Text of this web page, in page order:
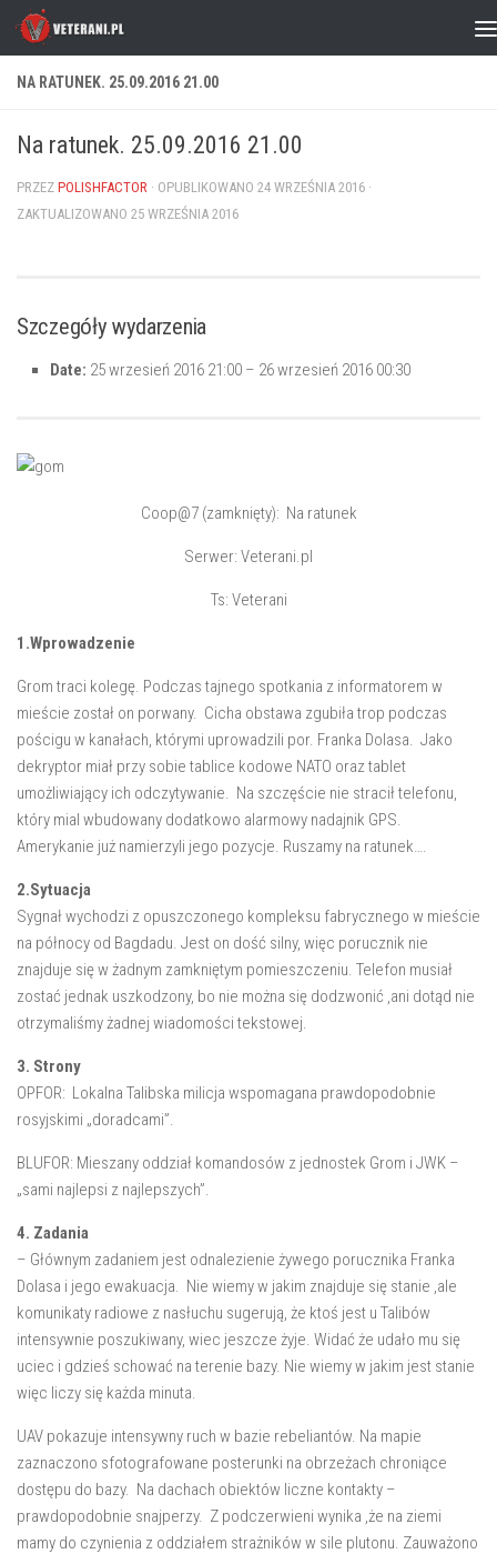
Skip to content
NA RATUNEK. 25.09.2016 21.00
Na ratunek. 25.09.2016 21.00
PRZEZ POLISHFACTOR · OPUBLIKOWANO 24 WRZEŚNIA 2016 ·
ZAKTUALIZOWANO 25 WRZEŚNIA 2016
Szczegóły wydarzenia
Date: 25 wrzesień 2016 21:00 – 26 wrzesień 2016 00:30
Coop@7 (zamknięty): Na ratunek
Serwer: Veterani.pl
Ts: Veterani
1.Wprowadzenie
Grom traci kolegę. Podczas tajnego spotkania z informatorem w
mieście został on porwany. Cicha obstawa zgubiła trop podczas
pościgu w kanałach, którymi uprowadzili por. Franka Dolasa. Jako
dekryptor miał przy sobie tablice kodowe NATO oraz tablet
umożliwiający ich odczytywanie. Na szczęście nie stracił telefonu,
który mial wbudowany dodatkowo alarmowy nadajnik GPS.
Amerykanie już namierzyli jego pozycje. Ruszamy na ratunek….
2.Sytuacja
Sygnał wychodzi z opuszczonego kompleksu fabrycznego w mieście
na północy od Bagdadu. Jest on dość silny, więc porucznik nie
znajduje się w żadnym zamkniętym pomieszczeniu. Telefon musiał
zostać jednak uszkodzony, bo nie można się dodzwonić ,ani dotąd nie
otrzymaliśmy żadnej wiadomości tekstowej.
3. Strony
OPFOR: Lokalna Talibska milicja wspomagana prawdopodobnie
rosyjskimi „doradcami”.
BLUFOR: Mieszany oddział komandosów z jednostek Grom i JWK –
„sami najlepsi z najlepszych”.
4. Zadania
– Głównym zadaniem jest odnalezienie żywego porucznika Franka
Dolasa i jego ewakuacja. Nie wiemy w jakim znajduje się stanie ,ale
komunikaty radiowe z nasłuchu sugerują, że ktoś jest u Talibów
intensywnie poszukiwany, wiec jeszcze żyje. Widać że udało mu się
uciec i gdzieś schować na terenie bazy. Nie wiemy w jakim jest stanie
więc liczy się każda minuta.
UAV pokazuje intensywny ruch w bazie rebeliantów. Na mapie
zaznaczono sfotografowane posterunki na obrzeżach chroniące
dostępu do bazy. Na dachach obiektów liczne kontakty –
prawdopodobnie snajperzy. Z podczerwieni wynika ,że na ziemi
mamy do czynienia z oddziałem strażników w sile plutonu. Zauważono